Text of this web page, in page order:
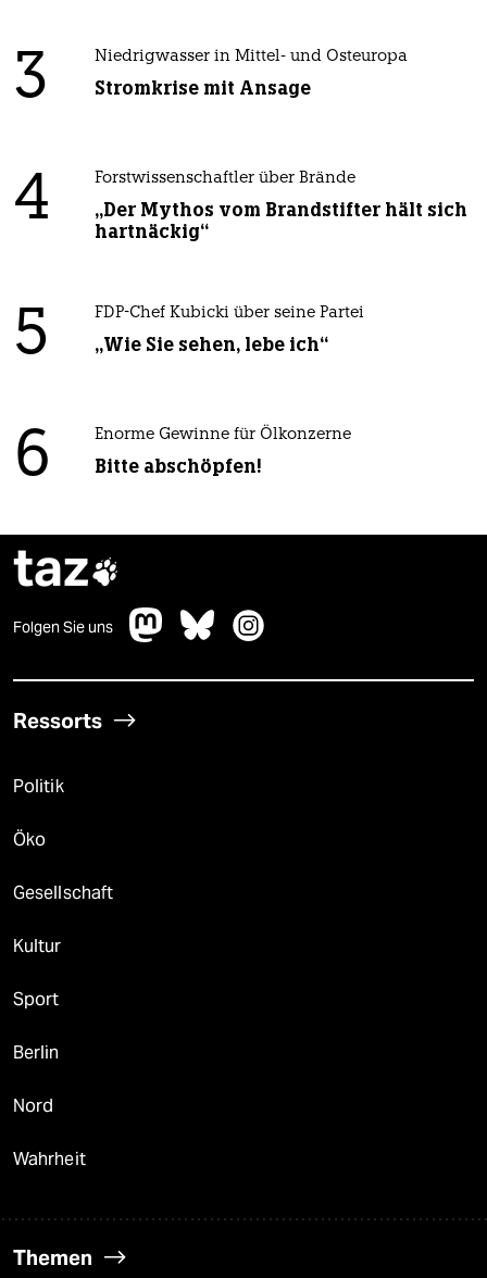
3 Niedrigwasser in Mittel- und Osteuropa
Stromkrise mit Ansage
4 Forstwissenschaftler über Brände
„Der Mythos vom Brandstifter hält sich
hartnäckig“
5 FDP-Chef Kubicki über seine Partei
„Wie Sie sehen, lebe ich“
6 Enorme Gewinne für Ölkonzerne
Bitte abschöpfen!
taz
Folgen Sie uns
Ressorts
Politik
Öko
Gesellschaft
Kultur
Sport
Berlin
Nord
Wahrheit
Themen